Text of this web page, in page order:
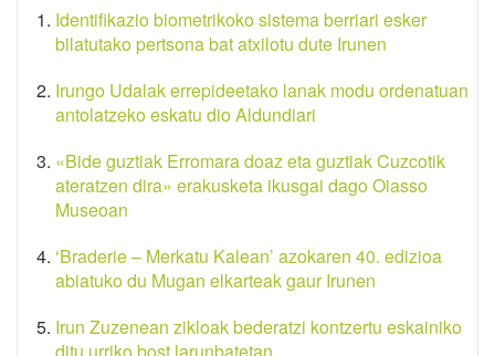
Identifikazio biometrikoko sistema berriari esker
bilatutako pertsona bat atxilotu dute Irunen
Irungo Udalak errepideetako lanak modu ordenatuan
antolatzeko eskatu dio Aldundiari
«Bide guztiak Erromara doaz eta guztiak Cuzcotik
ateratzen dira» erakusketa ikusgai dago Oiasso
Museoan
‘Braderie – Merkatu Kalean’ azokaren 40. edizioa
abiatuko du Mugan elkarteak gaur Irunen
Irun Zuzenean zikloak bederatzi kontzertu eskainiko